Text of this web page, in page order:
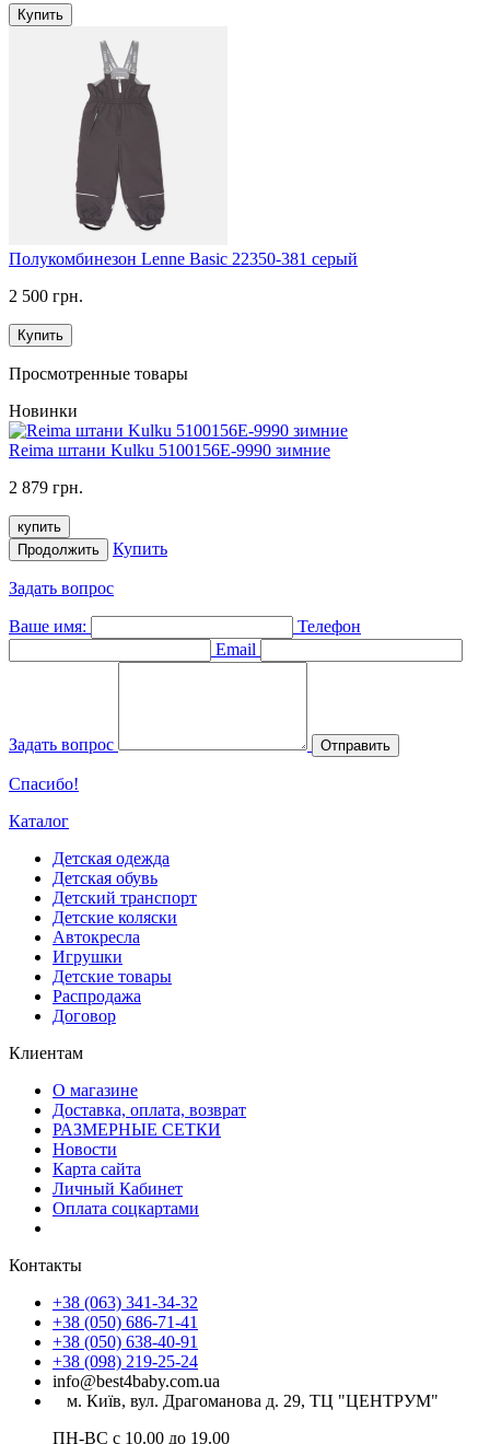
Купить
Полукомбинезон Lenne Basic 22350-381 серый
2 500 грн.
Купить
Просмотренные товары
Новинки
Reima штани Kulku 5100156E-9990 зимние
2 879 грн.
купить
Продолжить
Купить
Задать вопрос
Ваше имя:
Телефон
Email
Задать вопрос Отправить
Спасибо!
Каталог
Детская одежда
Детская обувь
Детский транспорт
Детские коляски
Автокресла
Игрушки
Детские товары
Распродажа
Договор
Клиентам
О магазине
Доставка, оплата, возврат
РАЗМЕРНЫЕ СЕТКИ
Новости
Карта сайта
Личный Кабинет
Оплата соцкартами
Контакты
+38 (063) 341-34-32
+38 (050) 686-71-41
+38 (050) 638-40-91
+38 (098) 219-25-24
info@best4baby.com.ua
м. Київ, вул. Драгоманова д. 29, ТЦ "ЦЕНТРУМ"
ПН-ВС с 10.00 до 19.00